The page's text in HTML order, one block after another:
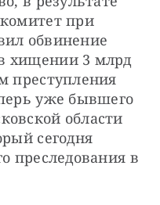
при
обвинение
хищении 3 млрд
преступления
уже бывшего
области
сегодня
преследования в